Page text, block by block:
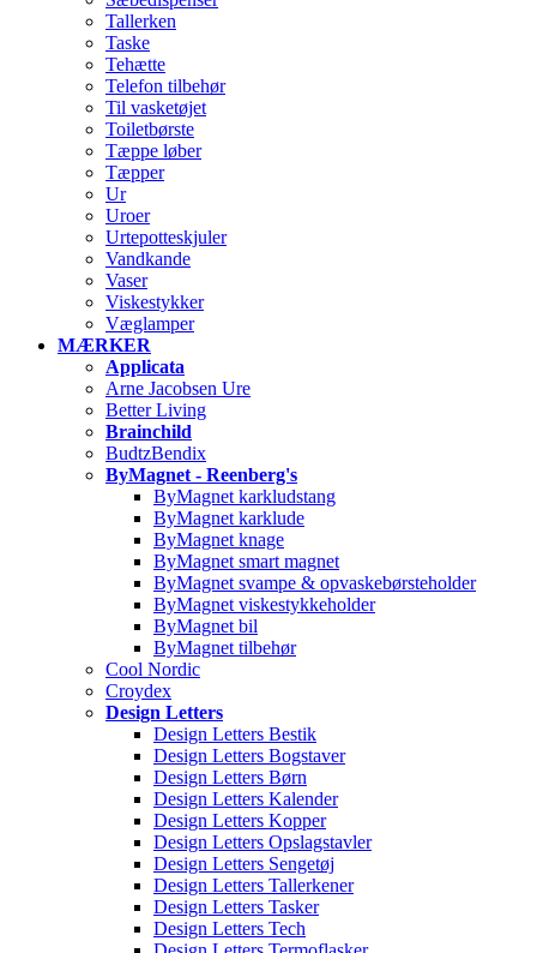
Tallerken
Taske
Tehætte
Telefon tilbehør
Til vasketøjet
Toiletbørste
Tæppe løber
Tæpper
Ur
Uroer
Urtepotteskjuler
Vandkande
Vaser
Viskestykker
Væglamper
MÆRKER
Applicata
Arne Jacobsen Ure
Better Living
Brainchild
BudtzBendix
ByMagnet - Reenberg's
ByMagnet karkludstang
ByMagnet karklude
ByMagnet knage
ByMagnet smart magnet
ByMagnet svampe & opvaskebørsteholder
ByMagnet viskestykkeholder
ByMagnet bil
ByMagnet tilbehør
Cool Nordic
Croydex
Design Letters
Design Letters Bestik
Design Letters Bogstaver
Design Letters Børn
Design Letters Kalender
Design Letters Kopper
Design Letters Opslagstavler
Design Letters Sengetøj
Design Letters Tallerkener
Design Letters Tasker
Design Letters Tech